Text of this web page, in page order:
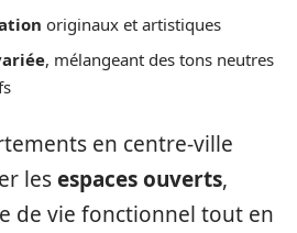
originaux et artistiques
, mélangeant des tons neutres
en centre-ville
lesespaces ouverts,
de vie fonctionnel tout en